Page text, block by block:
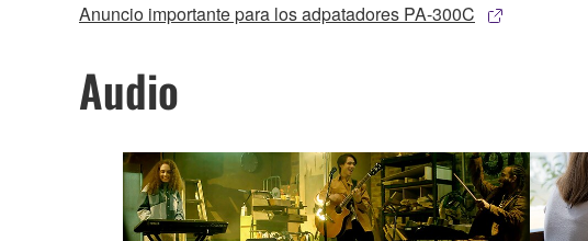
Anuncio importante para los adpatadores PA-300C
Audio